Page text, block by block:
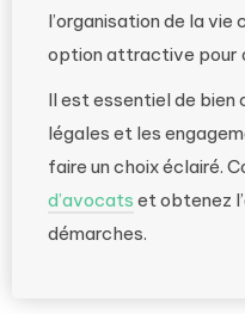
l’organisation de la vie
option attractive pour
Il est essentiel de bien
légales et les
faire un choix éclairé.
d’avocats et obtenez
démarches.